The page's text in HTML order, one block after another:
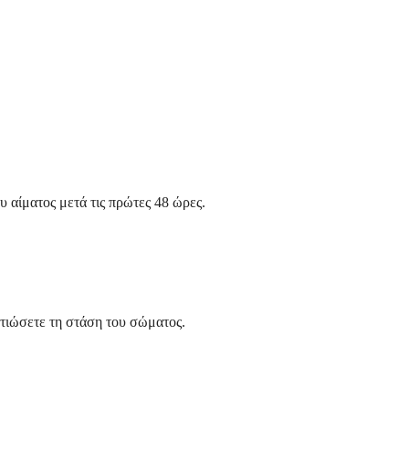
μετά τις πρώτες 48 ώρες.
τη στάση του σώματος.